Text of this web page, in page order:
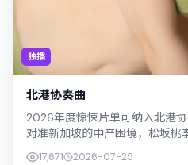
独播
北港协奏曲
2026年度惊悚片单可纳入北港
对准新加坡的中产困境，松坂桃
文本层面兼顾悬疑线索与情感救
17,671 2026-07-25